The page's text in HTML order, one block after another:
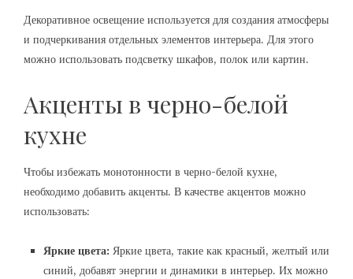
Декоративное освещение используется для создания атмосферы
и подчеркивания отдельных элементов интерьера. Для этого
можно использовать подсветку шкафов, полок или картин.
Акценты в черно-белой
кухне
Чтобы избежать монотонности в черно-белой кухне,
необходимо добавить акценты. В качестве акцентов можно
использовать:
Яркие цвета: Яркие цвета, такие как красный, желтый или
синий, добавят энергии и динамики в интерьер. Их можно